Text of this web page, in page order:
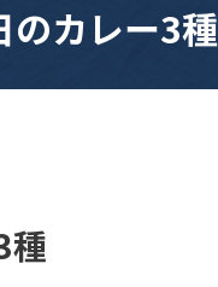
カレー3種
種